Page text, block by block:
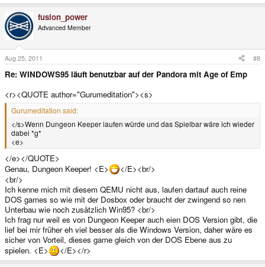
fusion_power
Advanced Member
Aug 25, 2011 #8
Re: WINDOWS95 läuft benutzbar auf der Pandora mit Age of Emp
<r><QUOTE author="Gurumeditation"><s>
Gurumeditation said:
</s>Wenn Dungeon Keeper laufen würde und das Spielbar wäre ich wieder
dabei *g*
<e>
</e></QUOTE>
Genau, Dungeon Keeper! <E>
</E><br/>
<br/>
Ich kenne mich mit diesem QEMU nicht aus, laufen dartauf auch reine
DOS games so wie mit der Dosbox oder braucht der zwingend so nen
Unterbau wie noch zusätzlich Win95? <br/>
Ich frag nur weil es von Dungeon Keeper auch eien DOS Version gibt, die
lief bei mir früher eh viel besser als die Windows Version, daher wäre es
sicher von Vorteil, dieses game gleich von der DOS Ebene aus zu
spielen. <E>
</E></r>